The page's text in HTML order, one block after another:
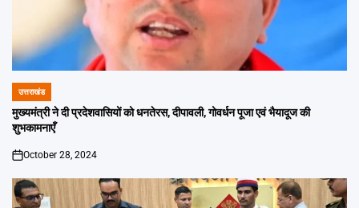
POSTED
IN
उत्तराखंड
मुख्यमंत्री ने दी प्रदेशवासियों को धनतेरस, दीपावली, गोवर्धन पूजा एवं भैयादूज की
शुभकामनाएँ
on
October 28, 2024